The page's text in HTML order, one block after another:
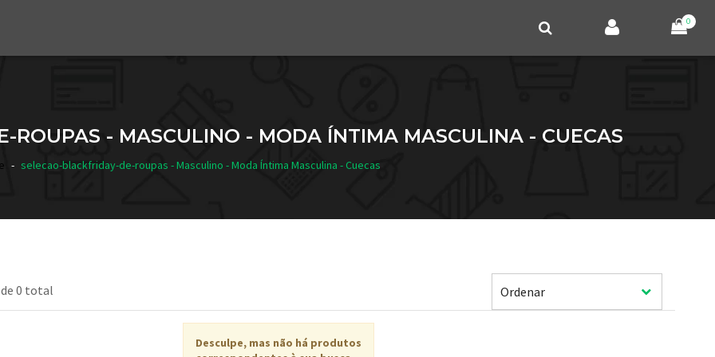
0
ROUPAS - MASCULINO - MODA ÍNTIMA MASCULINA - CUECAS
selecao-blackfriday-de-roupas - Masculino - Moda Íntima Masculina - Cuecas
0 total
Desculpe, mas não há produtos